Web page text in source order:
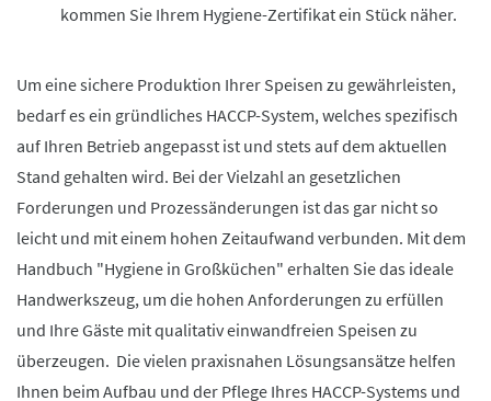
kommen Sie Ihrem Hygiene-Zertifikat ein Stück näher.
Um eine sichere Produktion Ihrer Speisen zu gewährleisten,
bedarf es ein gründliches HACCP-System, welches spezifisch
auf Ihren Betrieb angepasst ist und stets auf dem aktuellen
Stand gehalten wird. Bei der Vielzahl an gesetzlichen
Forderungen und Prozessänderungen ist das gar nicht so
leicht und mit einem hohen Zeitaufwand verbunden. Mit dem
Handbuch "Hygiene in Großküchen" erhalten Sie das ideale
Handwerkszeug, um die hohen Anforderungen zu erfüllen
und Ihre Gäste mit qualitativ einwandfreien Speisen zu
überzeugen. Die vielen praxisnahen Lösungsansätze helfen
Ihnen beim Aufbau und der Pflege Ihres HACCP-Systems und